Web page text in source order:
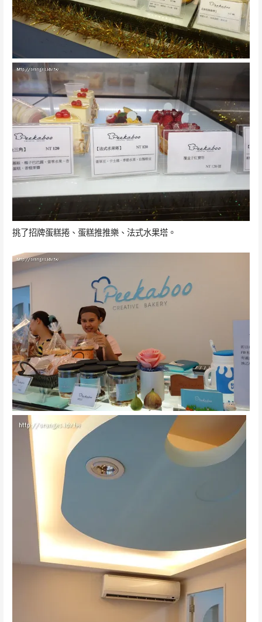
挑了招牌蛋糕捲、蛋糕推推樂、法式水果塔。